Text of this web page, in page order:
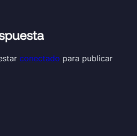
conectado para publicar